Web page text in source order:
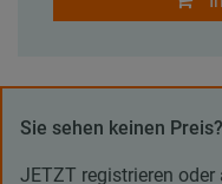
Sie sehen keinen Preis?
JETZT registrieren